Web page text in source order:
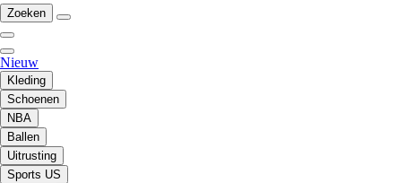
Zoeken
Nieuw
Kleding
Schoenen
NBA
Ballen
Uitrusting
Sports US